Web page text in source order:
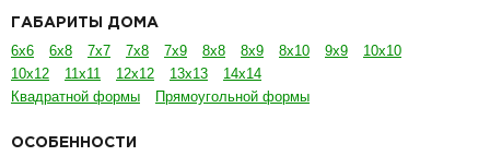
ГАБАРИТЫ ДОМА
6х6 6х8 7х7 7х8 7х9 8х8 8х9 8х10 9х9
10х10
10х12
11х11 12х12 13х13
14х14
Квадратной формы
Прямоугольной формы
ОСОБЕННОСТИ